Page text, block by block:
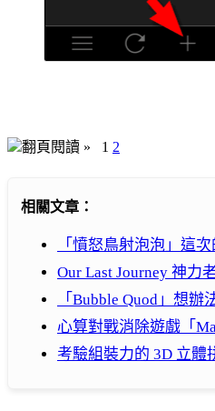
翻頁閱讀 » 1 2
相關文章：
「憤怒鳥射泡泡」這
Our Last Journey 神力
「Bubble Quod」想
心算對戰消除遊戲「
考驗組裝力的 3D 立體